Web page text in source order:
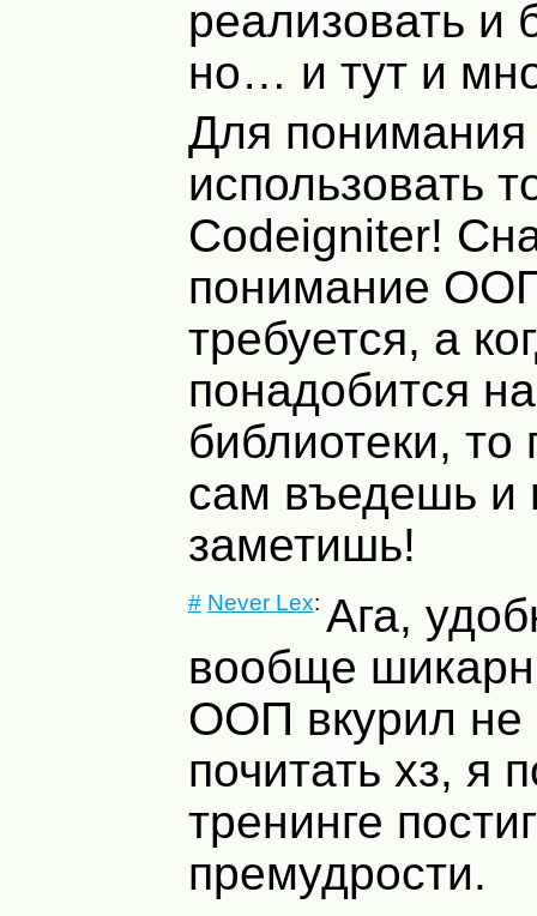
реализовать
но… и тут и
Для
использовать
Codeigniter!
понимание
требуется, а
понадобится
библиотеки, то
сам въедешь и
заметишь!
# Never Lex: Ага,
вообще
ООП вкурил не
почитать хз, я
тренинге
премудрости.